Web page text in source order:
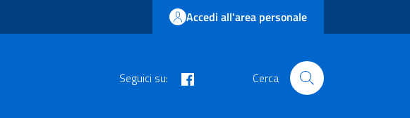
Accedi all'area personale
Seguici su: Cerca